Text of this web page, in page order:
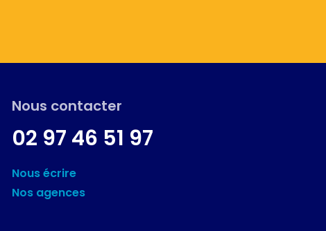
Nous contacter
02 97 46 51 97
Nous écrire
Nos agences